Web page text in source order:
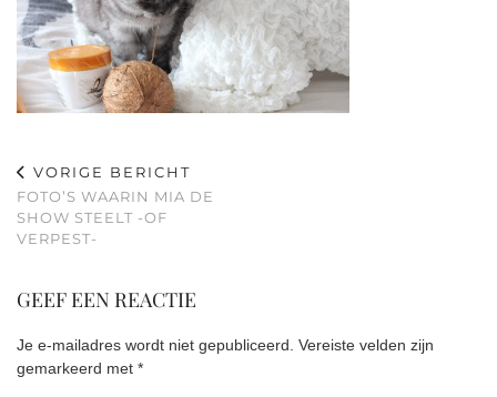
VORIGE BERICHT
FOTO’S WAARIN MIA DE
SHOW STEELT -OF
VERPEST-
GEEF EEN REACTIE
Je e-mailadres wordt niet gepubliceerd. Vereiste velden zijn
gemarkeerd met *